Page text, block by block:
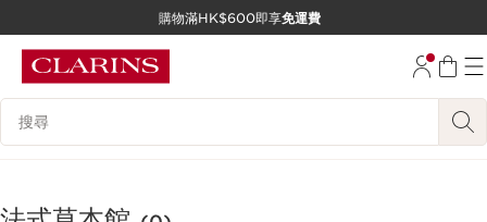
跳至內容
購物滿HK$600即享免運費
搜尋內容說明